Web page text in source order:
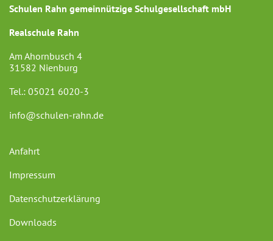
Schulen Rahn gemeinnützige Schulgesellschaft mbH
Realschule Rahn
Am Ahornbusch 4
31582 Nienburg
Tel.: 05021 6020-3
info@schulen-rahn.de
Anfahrt
Impressum
Datenschutzerklärung
Downloads